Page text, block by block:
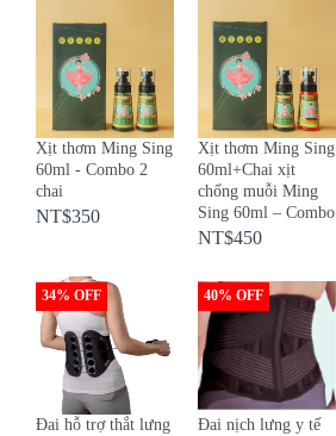
Xịt thơm Ming Sing
60ml - Combo 2
chai
NT$350
Xịt thơm Ming Sing
60ml+Chai xịt
chống muỗi Ming
Sing 60ml – Combo
NT$450
34% OFF
Đai hỗ trợ thắt lưng
40% OFF
Đai nịch lưng y tế